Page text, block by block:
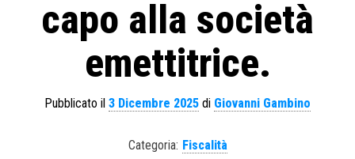
capo alla società
emettitrice.
Pubblicato il 3 Dicembre 2025 di Giovanni Gambino
Categoria: Fiscalità